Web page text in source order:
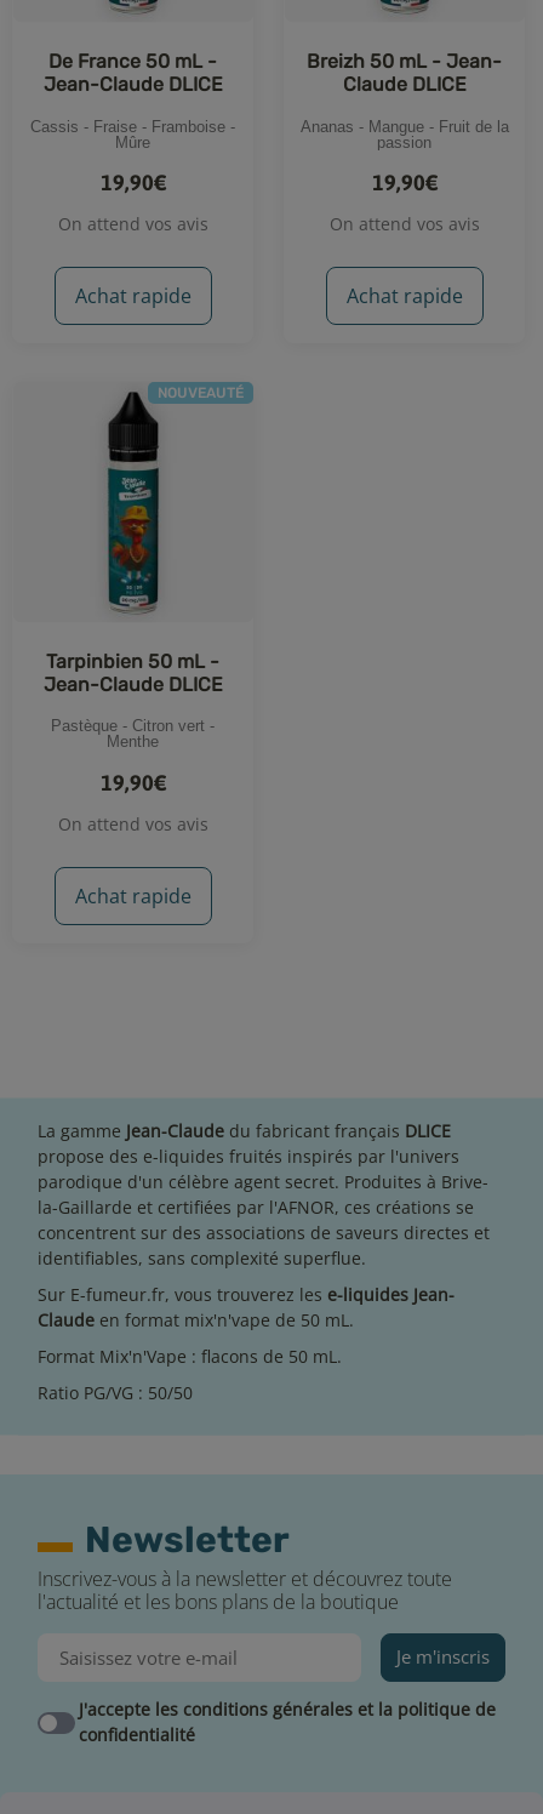
De France 50 mL -
Jean-Claude DLICE
Cassis - Fraise - Framboise -
Mûre
19,90€
On attend vos avis
Achat rapide
Breizh 50 mL - Jean-
Claude DLICE
Ananas - Mangue - Fruit de la
passion
19,90€
On attend vos avis
Achat rapide
NOUVEAUTÉ
Tarpinbien 50 mL -
Jean-Claude DLICE
Pastèque - Citron vert -
Menthe
19,90€
On attend vos avis
Achat rapide
La gamme Jean-Claude du fabricant français DLICE
propose des e-liquides fruités inspirés par l'univers
parodique d'un célèbre agent secret. Produites à Brive-
la-Gaillarde et certifiées par l'AFNOR, ces créations se
concentrent sur des associations de saveurs directes et
identifiables, sans complexité superflue.
Sur E-fumeur.fr, vous trouverez les e-liquides Jean-
Claude en format mix'n'vape de 50 mL.
Format Mix'n'Vape : flacons de 50 mL.
Ratio PG/VG : 50/50
Newsletter
Inscrivez-vous à la newsletter et découvrez toute
l'actualité et les bons plans de la boutique
Je m'inscris
J'accepte les conditions générales et la politique de
confidentialité